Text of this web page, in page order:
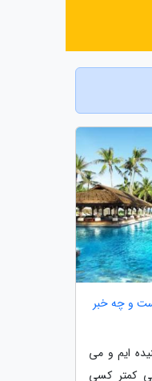
و چه خبر
ایم و می
کمتر کسی